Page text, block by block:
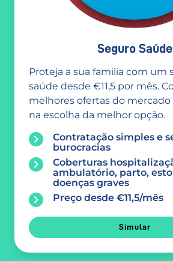
Seguro Saúde
Proteja a sua familia com um
saúde desde €11,5 por mês.
melhores ofertas do mercado
na escolha da melhor opção.
Contratação simples e
burocracias
Coberturas
ambulatório, parto,
doenças graves
Preço desde €11,5/mês
Simular